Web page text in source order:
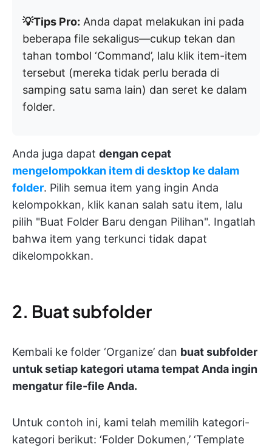
💡Tips Pro: Anda dapat melakukan ini pada
beberapa file sekaligus—cukup tekan dan
tahan tombol ‘Command’, lalu klik item-item
tersebut (mereka tidak perlu berada di
samping satu sama lain) dan seret ke dalam
folder.
Anda juga dapat dengan cepat
mengelompokkan item di desktop ke dalam
folder. Pilih semua item yang ingin Anda
kelompokkan, klik kanan salah satu item, lalu
pilih "Buat Folder Baru dengan Pilihan". Ingatlah
bahwa item yang terkunci tidak dapat
dikelompokkan.
2. Buat subfolder
Kembali ke folder ‘Organize’ dan buat subfolder
untuk setiap kategori utama tempat Anda ingin
mengatur file-file Anda.
Untuk contoh ini, kami telah memilih kategori-
kategori berikut: ‘Folder Dokumen,’ ‘Template